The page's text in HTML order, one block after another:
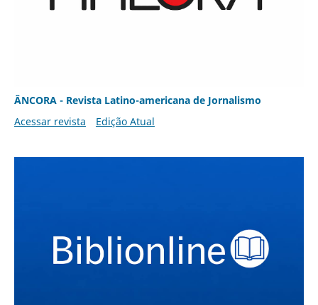
ÂNCORA - Revista Latino-americana de Jornalismo
Acessar revista
Edição Atual